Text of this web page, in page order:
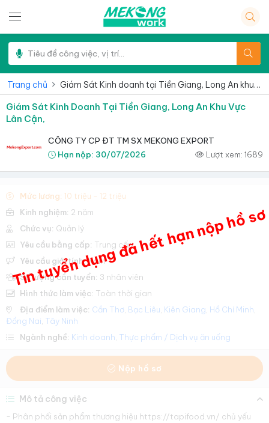
Trang chủ Giám Sát Kinh doanh tại Tiền Giang, Long An khu vực lân cận,
Giám Sát Kinh Doanh Tại Tiền Giang, Long An Khu Vực
Lân Cận,
CÔNG TY CP ĐT TM SX MEKONG EXPORT
Hạn nộp: 30/07/2026 Lượt xem: 1689
Mức lương: 10 triệu - 12 triệu
Kinh nghiệm: 2 năm
Chức vụ: Quản lý
Yêu cầu bằng cấp: Trung cấp
Yêu cầu giới tính:Nam
Số lượng cần tuyển: 3 nhân viên
Hình thức làm việc: Toàn thời gian
Địa điểm làm việc: Cần Thơ Bạc Liêu Kiên Giang Hồ Chí Minh
Đồng Nai Tây Ninh
Ngành nghề: Kinh doanh Thực phẩm / Dịch vụ ăn uống
Nộp hồ sơ
Mô tả công việc
- Phân phối sản phẩm thương hiệu https://tapifood.vn/ chủ yếu
Tin tuyển dụng đã hết hạn nộp hồ sơ